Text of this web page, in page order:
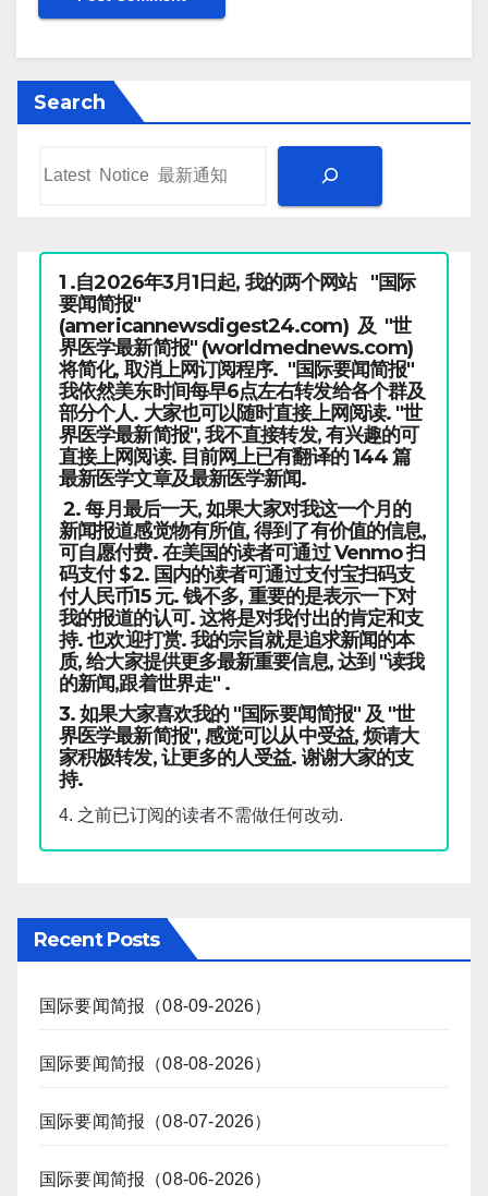
Search
1 .自2026年3月1日起, 我的两个网站 "国际
要闻简报"
(americannewsdigest24.com) 及 "世
界医学最新简报" (worldmednews.com)
将简化, 取消上网订阅程序. "国际要闻简报"
我依然美东时间每早6点左右转发给各个群及
部分个人. 大家也可以随时直接上网阅读. "世
界医学最新简报", 我不直接转发, 有兴趣的可
直接上网阅读. 目前网上已有翻译的 144 篇
最新医学文章及最新医学新闻.
2. 每月最后一天, 如果大家对我这一个月的
新闻报道感觉物有所值, 得到了有价值的信息,
可自愿付费. 在美国的读者可通过 Venmo 扫
码支付 $2. 国内的读者可通过支付宝扫码支
付人民币15 元. 钱不多, 重要的是表示一下对
我的报道的认可. 这将是对我付出的肯定和支
持. 也欢迎打赏. 我的宗旨就是追求新闻的本
质, 给大家提供更多最新重要信息, 达到 "读我
的新闻,跟着世界走" .
3. 如果大家喜欢我的 "国际要闻简报" 及 "世
界医学最新简报", 感觉可以从中受益, 烦请大
家积极转发, 让更多的人受益. 谢谢大家的支
持.
4. 之前已订阅的读者不需做任何改动.
Recent Posts
国际要闻简报（08-09-2026）
国际要闻简报（08-08-2026）
国际要闻简报（08-07-2026）
国际要闻简报（08-06-2026）